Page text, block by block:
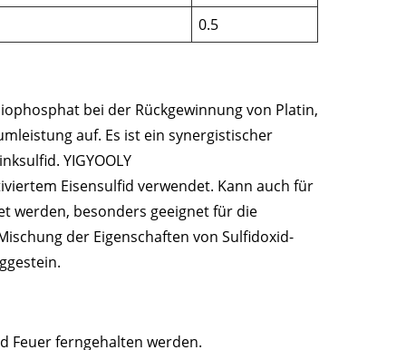
0.5
bei der Rückgewinnung von Platin,
auf. Es ist ein synergistischer
YIGYOOLY
Eisensulfid verwendet. Kann auch für
werden, besonders geeignet für die
der Eigenschaften von Sulfidoxid-
Feuer ferngehalten werden.